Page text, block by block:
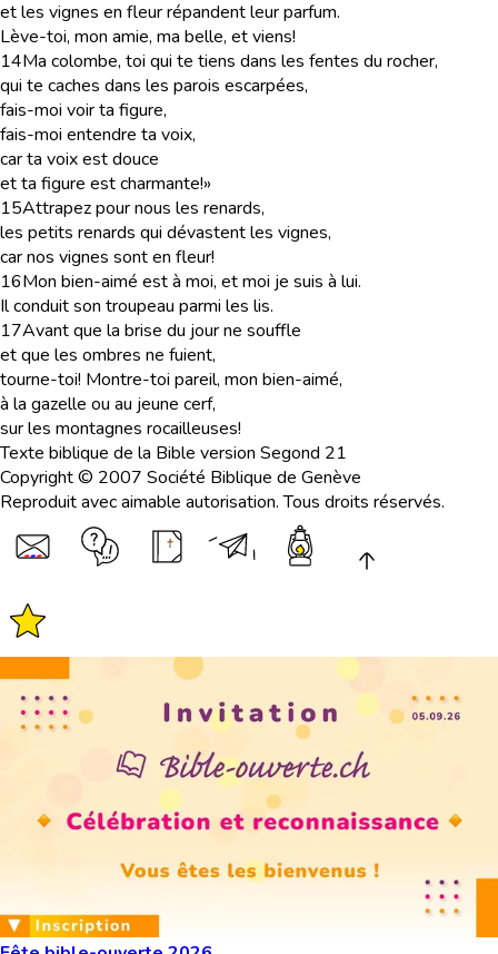
et les vignes en fleur répandent leur parfum.
Lève-toi, mon amie, ma belle, et viens!
14Ma colombe, toi qui te tiens dans les fentes du rocher,
qui te caches dans les parois escarpées,
fais-moi voir ta figure,
fais-moi entendre ta voix,
car ta voix est douce
et ta figure est charmante!»
15Attrapez pour nous les renards,
les petits renards qui dévastent les vignes,
car nos vignes sont en fleur!
16Mon bien-aimé est à moi, et moi je suis à lui.
Il conduit son troupeau parmi les lis.
17Avant que la brise du jour ne souffle
et que les ombres ne fuient,
tourne-toi! Montre-toi pareil, mon bien-aimé,
à la gazelle ou au jeune cerf,
sur les montagnes rocailleuses!
Texte biblique de la Bible version Segond 21
Copyright © 2007 Société Biblique de Genève
Reproduit avec aimable autorisation. Tous droits réservés.